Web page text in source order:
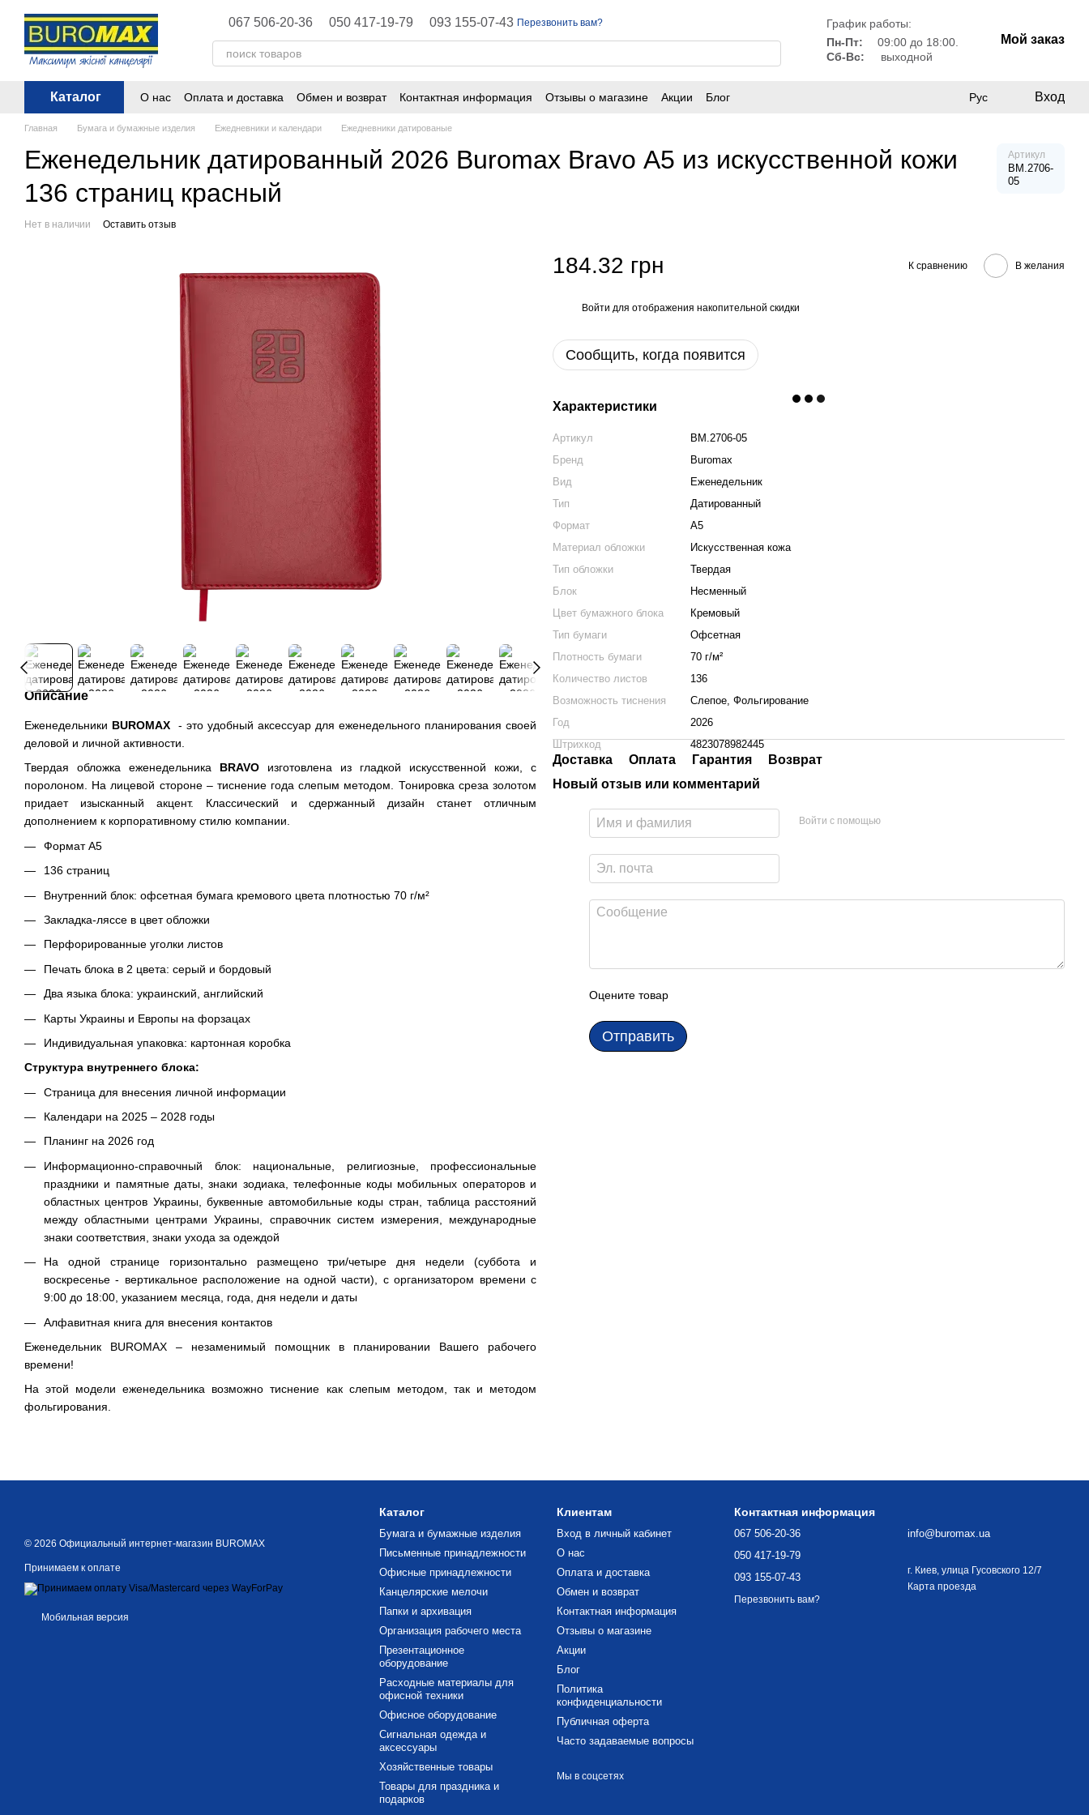
Перейти к основному контенту
067 506-20-36 050 417-19-79 093 155-07-43 Перезвонить вам?
График работы:
Пн-Пт:
09:00 до 18:00.
Сб-Вс:
выходной
Мой заказ
Каталог О нас Оплата и доставка Обмен и возврат Контактная информация Отзывы о магазине Акции
Блог
Рус Вход
Главная Бумага и бумажные изделия Ежедневники и календари Ежедневники датированые
Еженедельник датированный 2026 Buromax Bravo А5 из искусственной кожи
136 страниц красный
Артикул
BM.2706-
05
Нет в наличии Оставить отзыв
Описание
Еженедельники BUROMAX - это удобный аксессуар для еженедельного планирования своей
деловой и личной активности.
Твердая обложка еженедельника BRAVO изготовлена из гладкой искусственной кожи, с
поролоном. На лицевой стороне – тиснение года слепым методом. Тонировка среза золотом
придает изысканный акцент. Классический и сдержанный дизайн станет отличным
дополнением к корпоративному стилю компании.
Формат А5
136 страниц
Внутренний блок: офсетная бумага кремового цвета плотностью 70 г/м²
Закладка-ляссе в цвет обложки
Перфорированные уголки листов
Печать блока в 2 цвета: серый и бордовый
Два языка блока: украинский, английский
Карты Украины и Европы на форзацах
Индивидуальная упаковка: картонная коробка
Структура внутреннего блока:
Страница для внесения личной информации
Календари на 2025 – 2028 годы
Планинг на 2026 год
Информационно-справочный блок: национальные, религиозные, профессиональные
праздники и памятные даты, знаки зодиака, телефонные коды мобильных операторов и
областных центров Украины, буквенные автомобильные коды стран, таблица расстояний
между областными центрами Украины, справочник систем измерения, международные
знаки соответствия, знаки ухода за одеждой
На одной странице горизонтально размещено три/четыре дня недели (суббота и
воскресенье - вертикальное расположение на одной части), с организатором времени с
9:00 до 18:00, указанием месяца, года, дня недели и даты
Алфавитная книга для внесения контактов
Еженедельник BUROMAX – незаменимый помощник в планировании Вашего рабочего
времени!
На этой модели еженедельника возможно тиснение как слепым методом, так и методом
фольгирования.
184.32 грн К сравнению В желания
Войти для отображения накопительной скидки
Сообщить, когда появится
Характеристики
Артикул
BM.2706-05
Бренд
Buromax
Вид
Еженедельник
Тип
Датированный
Формат
А5
Материал обложки
Искусственная кожа
Тип обложки
Твердая
Блок
Несменный
Цвет бумажного блока
Кремовый
Тип бумаги
Офсетная
Плотность бумаги
70 г/м²
Количество листов
136
Возможность тиснения
Слепое, Фольгирование
Год
2026
Штрихкод
4823078982445
Доставка Оплата Гарантия
Возврат
Новый отзыв или комментарий
Войти с помощью
Оцените товар
Отправить
© 2026 Официальный интернет-магазин BUROMAX
Принимаем к оплате
Мобильная версия
Каталог
Бумага и бумажные изделия
Письменные принадлежности
Офисные принадлежности
Канцелярские мелочи
Папки и архивация
Организация рабочего места
Презентационное
оборудование
Расходные материалы для
офисной техники
Офисное оборудование
Сигнальная одежда и
аксессуары
Хозяйственные товары
Товары для праздника и
подарков
Клиентам
Вход в личный кабинет
О нас
Оплата и доставка
Обмен и возврат
Контактная информация
Отзывы о магазине
Акции
Блог
Политика
конфиденциальности
Публичная оферта
Часто задаваемые вопросы
Мы в соцсетях
Контактная информация
067 506-20-36
050 417-19-79
093 155-07-43
Перезвонить вам?
info@buromax.ua
г. Киев, улица Гусовского 12/7
Карта проезда